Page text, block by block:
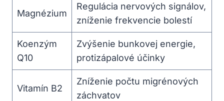
Magnézium
Regulácia nervových signálov,
zníženie frekvencie bolestí
Koenzým
Q10
Zvýšenie bunkovej energie,
protizápalové účinky
Vitamín B2
Zníženie počtu migrénových
záchvatov